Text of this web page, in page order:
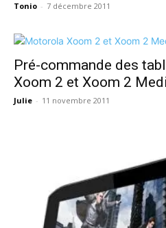
Tonio - 7 décembre 2011
Pré-commande des
Xoom 2 et Xoom 2
Julie - 11 novembre 2011